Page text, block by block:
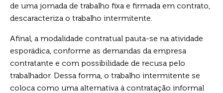
de uma jornada de trabalho fixa e firmada em contrato,
descaracteriza o trabalho intermitente.
Afinal, a modalidade contratual pauta-se na atividade
esporádica, conforme as demandas da empresa
contratante e com possibilidade de recusa pelo
trabalhador. Dessa forma, o trabalho intermitente se
coloca como uma alternativa à contratação informal